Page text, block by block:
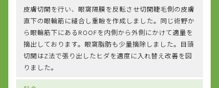
皮膚切開を行い、眼窩隔膜を反転させ切開睫毛側の皮膚
直下の眼輪筋に縫合し重瞼を作成しました。同じ術野か
ら眼輪筋下にあるROOFを内側から外側にかけて適量を
摘出しております。眼窩脂肪も少量摘除しました。目頭
切開はZ法で張り出したヒダを適度に入れ替え改善を図
りました。